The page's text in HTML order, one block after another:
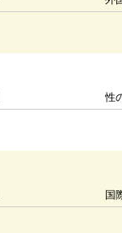
性
国